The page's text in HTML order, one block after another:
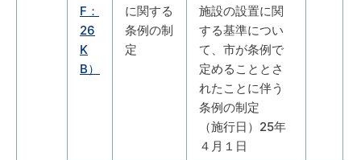
F：
26
K
B）
に関する
条例の制
定
施設の設置に関
する基準につい
て、市が条例で
定めることとさ
れたことに伴う
条例の制定
（施行日）25年
４月１日